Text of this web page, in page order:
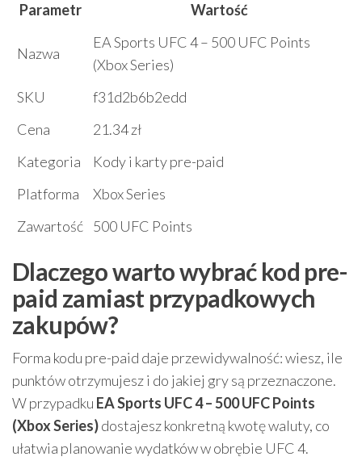
Parametr
Wartość
Nazwa
EA Sports UFC 4 – 500 UFC Points
(Xbox Series)
SKU
f31d2b6b2edd
Cena
21.34 zł
Kategoria
Kody i karty pre-paid
Platforma
Xbox Series
Zawartość 500 UFC Points
Dlaczego warto wybrać kod pre-
paid zamiast przypadkowych
zakupów?
Forma kodu pre-paid daje przewidywalność: wiesz, ile
punktów otrzymujesz i do jakiej gry są przeznaczone.
W przypadku EA Sports UFC 4 – 500 UFC Points
(Xbox Series)dostajesz konkretną kwotę waluty, co
ułatwia planowanie wydatków w obrębie UFC 4.